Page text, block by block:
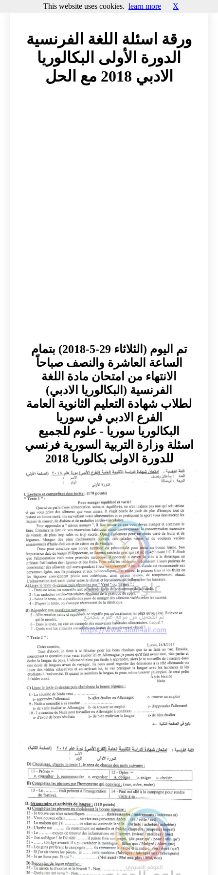
ورقة اسئلة اللغة الفرنسية
الدورة الأولى البكالوريا
الادبي 2018 مع الحل
تم اليوم (الثلاثاء 29-5-2018) بتمام
الساعة العاشرة والنصف صباحاً
الانتهاء من امتحان مادة اللغة
الفرنسية (البكالوريا الادبي)
لطلاب شهادة التعليم الثانوية العامة
الفرع الادبي في سوريا
البكالوريا سوريا - علوم للجميع
اسئلة وزارة التربية السورية فرنسي
للدورة الاولى بكالوريا 2018
This website uses cookies. learn more X